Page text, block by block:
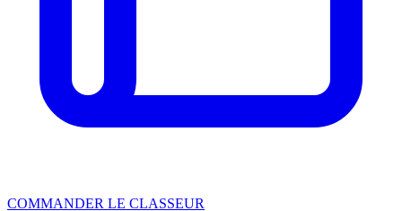
COMMANDER LE CLASSEUR